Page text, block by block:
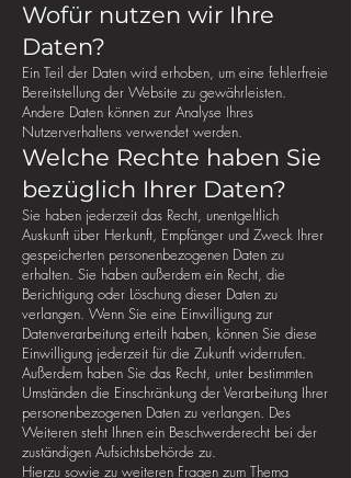
Wofür nutzen wir Ihre
Daten?
Ein Teil der Daten wird erhoben, um eine fehlerfreie
Bereitstellung der Website zu gewährleisten.
Andere Daten können zur Analyse Ihres
Nutzerverhaltens verwendet werden.
Welche Rechte haben Sie
bezüglich Ihrer Daten?
Sie haben jederzeit das Recht, unentgeltlich
Auskunft über Herkunft, Empfänger und Zweck Ihrer
gespeicherten personenbezogenen Daten zu
erhalten. Sie haben außerdem ein Recht, die
Berichtigung oder Löschung dieser Daten zu
verlangen. Wenn Sie eine Einwilligung zur
Datenverarbeitung erteilt haben, können Sie diese
Einwilligung jederzeit für die Zukunft widerrufen.
Außerdem haben Sie das Recht, unter bestimmten
Umständen die Einschränkung der Verarbeitung Ihrer
personenbezogenen Daten zu verlangen. Des
Weiteren steht Ihnen ein Beschwerderecht bei der
zuständigen Aufsichtsbehörde zu.
Hierzu sowie zu weiteren Fragen zum Thema